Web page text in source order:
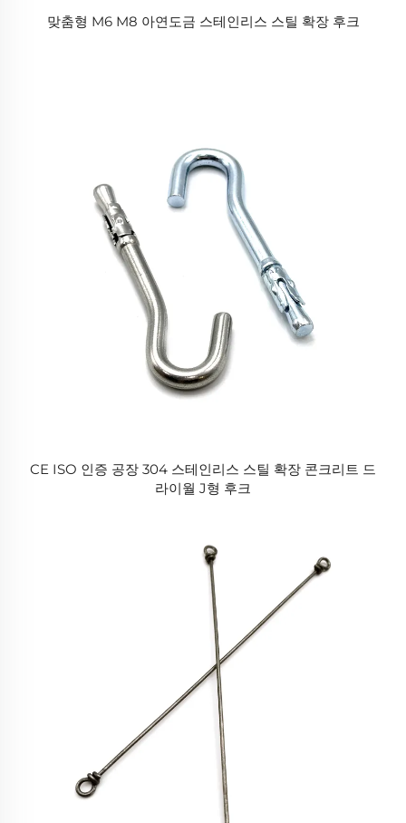
맞춤형 M6 M8 아연도금 스테인리스 스틸 확장 후크
CE ISO 인증 공장 304 스테인리스 스틸 확장 콘크리트 드
라이월 J형 후크